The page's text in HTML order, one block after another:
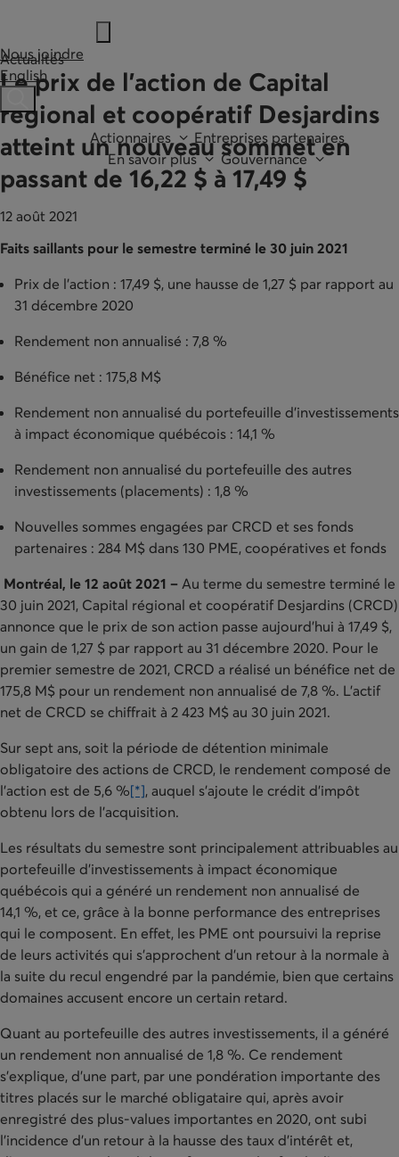
Nous joindre
English
Ouvre une barre de recherche
Actionnaires
Entreprises partenaires
En savoir plus
Gouvernance
Actualités
Le prix de l'action de Capital
régional et coopératif Desjardins
atteint un nouveau sommet en
passant de 16,22 $ à 17,49 $
12 août 2021
Faits saillants pour le semestre terminé le 30 juin 2021
Prix de l'action : 17,49 $, une hausse de 1,27 $ par rapport au
31 décembre 2020
Rendement non annualisé : 7,8 %
Bénéfice net : 175,8 M$
Rendement non annualisé du portefeuille d'investissements
à impact économique québécois : 14,1 %
Rendement non annualisé du portefeuille des autres
investissements (placements) : 1,8 %
Nouvelles sommes engagées par CRCD et ses fonds
partenaires : 284 M$ dans 130 PME, coopératives et fonds
Montréal, le 12 août 2021 – Au terme du semestre terminé le
30 juin 2021, Capital régional et coopératif Desjardins (CRCD)
annonce que le prix de son action passe aujourd'hui à 17,49 $,
un gain de 1,27 $ par rapport au 31 décembre 2020. Pour le
premier semestre de 2021, CRCD a réalisé un bénéfice net de
175,8 M$ pour un rendement non annualisé de 7,8 %. L'actif
net de CRCD se chiffrait à 2 423 M$ au 30 juin 2021.
Sur sept ans, soit la période de détention minimale
obligatoire des actions de CRCD, le rendement composé de
l'action est de 5,6 %[*], auquel s’ajoute le crédit d’impôt
obtenu lors de l’acquisition.
Les résultats du semestre sont principalement attribuables au
portefeuille d’investissements à impact économique
québécois qui a généré un rendement non annualisé de
14,1 %, et ce, grâce à la bonne performance des entreprises
qui le composent. En effet, les PME ont poursuivi la reprise
de leurs activités qui s’approchent d’un retour à la normale à
la suite du recul engendré par la pandémie, bien que certains
domaines accusent encore un certain retard.
Quant au portefeuille des autres investissements, il a généré
un rendement non annualisé de 1,8 %. Ce rendement
s’explique, d’une part, par une pondération importante des
titres placés sur le marché obligataire qui, après avoir
enregistré des plus-values importantes en 2020, ont subi
l’incidence d’un retour à la hausse des taux d’intérêt et,